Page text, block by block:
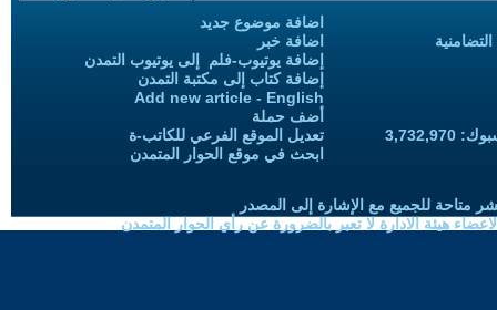
اضافة موضوع جديد
اضافة خبر
إضافة يوتيوب-فلم إلى يوتيوب التمدن
إضافة كتاب إلى مكتبة التمدن
Add new article - English
أضف حملة
تعديل الموقع الفرعي للكاتب-ة
ابحث في موقع الحوار المتمدن
متاحة للجميع مع الإشارة إلى المصدر
هيئة الادارة لا تعبر بالضرورة عن رأي الحوار المتمدن